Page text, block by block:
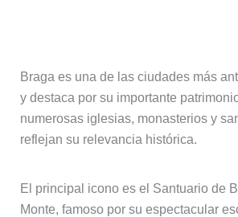
Braga es una de las ciudades más
y destaca por su importante
numerosas iglesias, monasterios y
reflejan su relevancia histórica.
El principal icono es el Santuario de
Monte, famoso por su espectacular